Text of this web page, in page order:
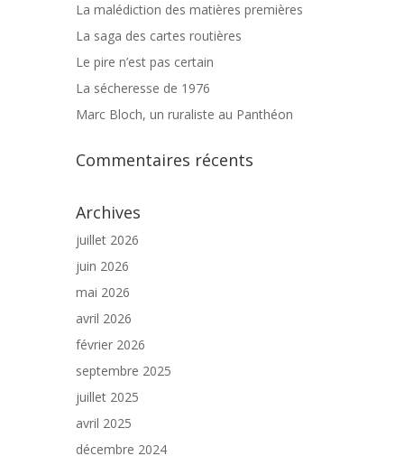
La malédiction des matières premières
La saga des cartes routières
Le pire n’est pas certain
La sécheresse de 1976
Marc Bloch, un ruraliste au Panthéon
Commentaires récents
Archives
juillet 2026
juin 2026
mai 2026
avril 2026
février 2026
septembre 2025
juillet 2025
avril 2025
décembre 2024